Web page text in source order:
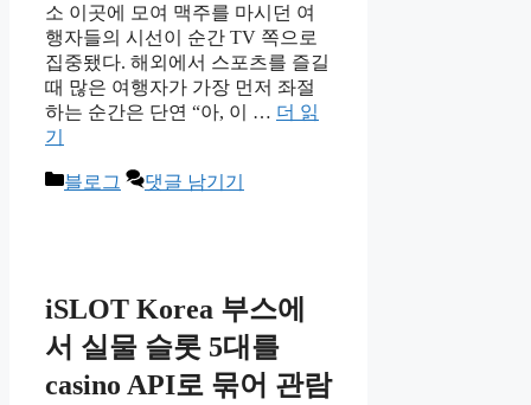
소 이곳에 모여 맥주를 마시던 여
행자들의 시선이 순간 TV 쪽으로
집중됐다. 해외에서 스포츠를 즐길
때 많은 여행자가 가장 먼저 좌절
하는 순간은 단연 “아, 이 … 더 읽
기
카
블로그 댓글 남기기
iSLOT Korea 부스에
서 실물 슬롯 5대를
casino API로 묶어 관람